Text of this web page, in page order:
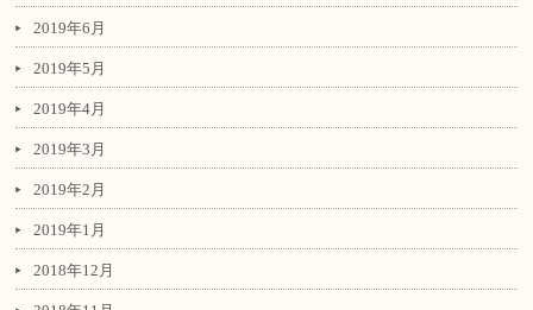
2019年6月
2019年5月
2019年4月
2019年3月
2019年2月
2019年1月
2018年12月